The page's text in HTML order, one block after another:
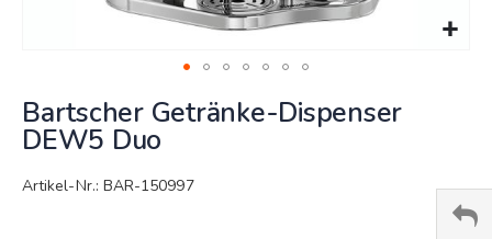
zum
Anfang
der
Bildergalerie
Bartscher Getränke-Dispenser
DEW5 Duo
Artikel-Nr.: BAR-150997